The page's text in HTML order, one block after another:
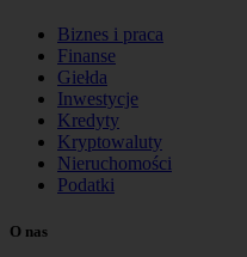
Biznes i praca
Finanse
Giełda
Inwestycje
Kredyty
Kryptowaluty
Nieruchomości
Podatki
O nas